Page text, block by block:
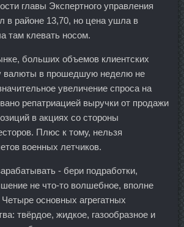
главы Экспертного управления
в районе 13,70, но цена ушла в
там клевать носом.
больших объемов клиентских
валюты в прошедшую неделю не
увеличение спроса на
репатриацией выручки от продажи
в акциях со стороны
Плюс к тому, нельзя
военных летчиков.
- бери подработки,
не что-то волшебное, вполне
основных агрегатных
твёрдое, жидкое, газообразное и